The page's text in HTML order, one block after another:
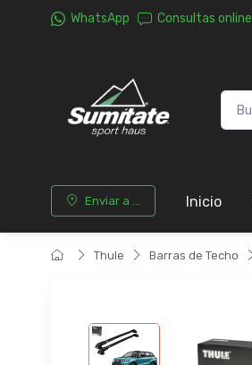
WhatsApp Consultas online
Enviar a ... Inicio
Thule Barras de Techo